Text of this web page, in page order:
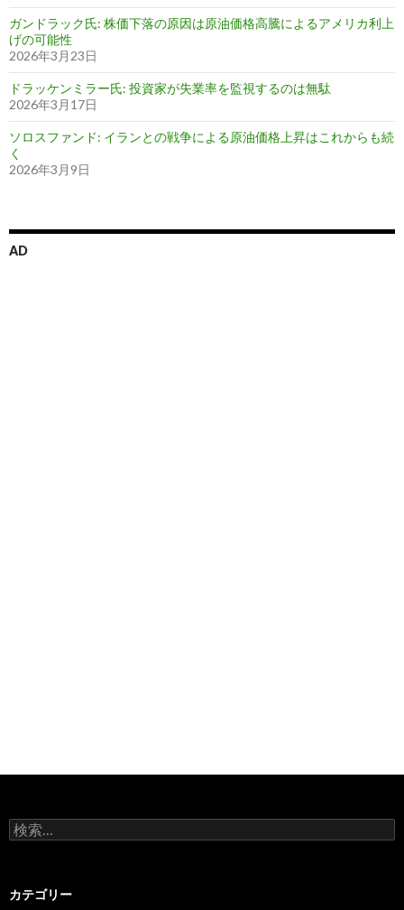
ガンドラック氏: 株価下落の原因は原油価格高騰によるアメリカ利上
げの可能性
2026年3月23日
ドラッケンミラー氏: 投資家が失業率を監視するのは無駄
2026年3月17日
ソロスファンド: イランとの戦争による原油価格上昇はこれからも続
く
2026年3月9日
AD
検
索:
カテゴリー